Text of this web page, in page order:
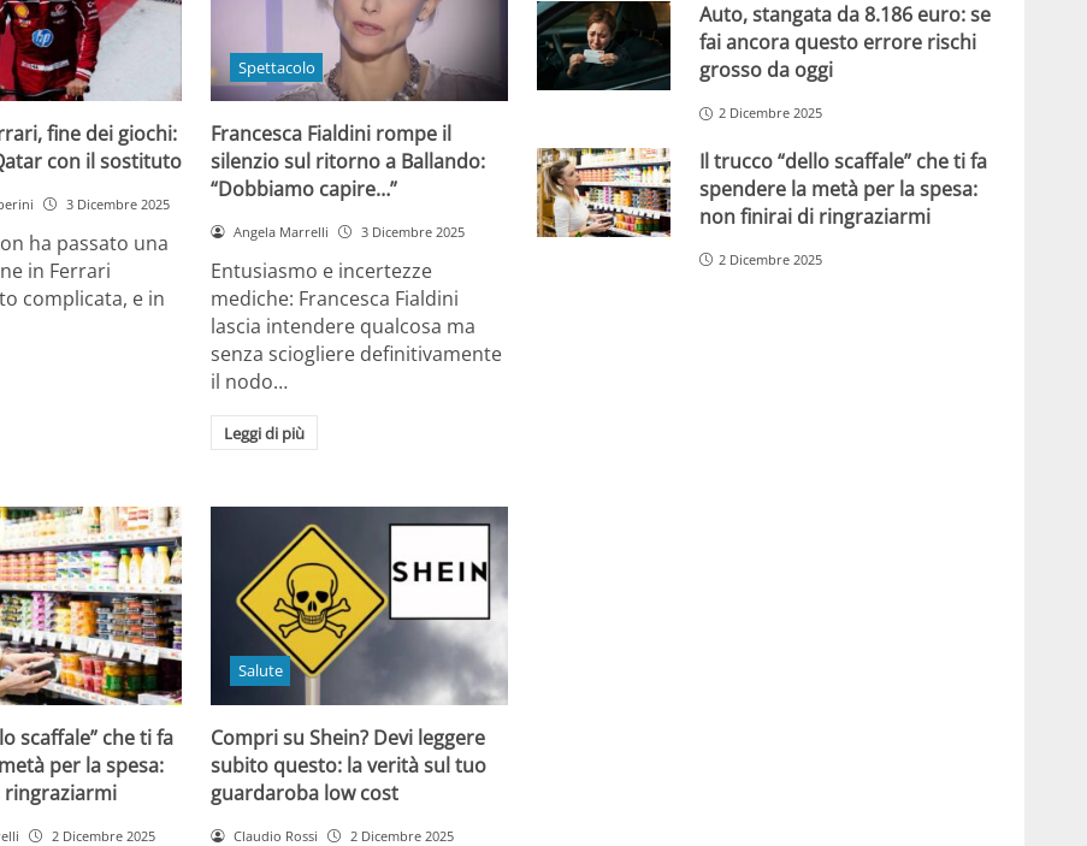
fine dei giochi:
con il sostituto
3 Dicembre 2025
ha passato una
in Ferrari
complicata, e in
Spettacolo
Francesca Fialdini rompe il
silenzio sul ritorno a Ballando:
“Dobbiamo capire…”
Angela Marrelli 3 Dicembre 2025
Entusiasmo e incertezze
mediche: Francesca Fialdini
lascia intendere qualcosa ma
senza sciogliere definitivamente
il nodo…
Leggi di più
scaffale” che ti fa
per la spesa:
2 Dicembre 2025
Salute
Compri su Shein? Devi leggere
subito questo: la verità sul tuo
guardaroba low cost
Claudio Rossi 2 Dicembre 2025
Auto, stangata da 8.186 euro: se
fai ancora questo errore rischi
grosso da oggi
2 Dicembre 2025
Il trucco “dello scaffale” che ti fa
spendere la metà per la spesa:
non finirai di ringraziarmi
2 Dicembre 2025